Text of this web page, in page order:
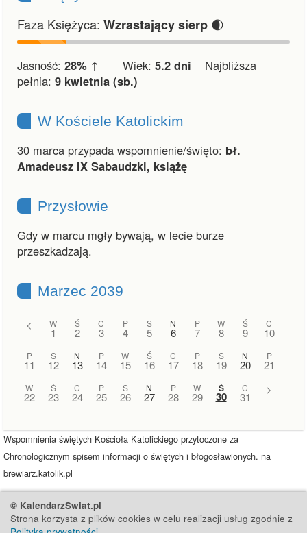
Faza Księżyca: Wzrastający sierp 🌒
Jasność: 28% ↑ Wiek: 5.2 dni Najbliższa
pełnia: 9 kwietnia (sb.)
W Kościele Katolickim
30 marca przypada wspomnienie/święto: bł.
Amadeusz IX Sabaudzki, książę
Przysłowie
Gdy w marcu mgły bywają, w lecie burze
przeszkadzają.
Marzec 2039
< W
1
Ś
2
C
3
P
4
S
5
N
6
P
7
W
8
Ś
9
C
10
P
11
S
12
N
13
P
14
W
15
Ś
16
C
17
P
18
S
19
N
20
P
21
W
22
Ś
23
C
24
P
25
S
26
N
27
P
28
W
29
Ś
30
C
31
>
Wspomnienia świętych Kościoła Katolickiego przytoczone za
Chronologicznym spisem informacji o świętych i błogosławionych. na
brewiarz.katolik.pl
© KalendarzSwiat.pl
Strona korzysta z plików cookies w celu realizacji usług zgodnie z